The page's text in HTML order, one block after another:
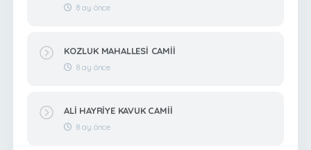
8 ay önce
KOZLUK MAHALLESİ CAMİİ
8 ay önce
ALİ HAYRİYE KAVUK CAMİİ
8 ay önce